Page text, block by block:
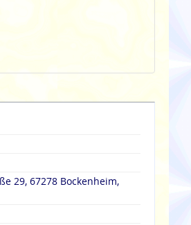
29, 67278 Bockenheim,